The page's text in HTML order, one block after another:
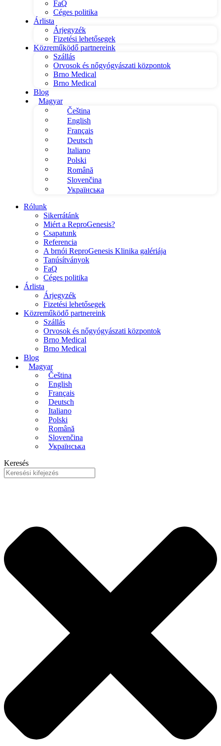
FaQ
Céges politika
Árlista
Árjegyzék
Fizetési lehetősegek
Közreműködő partnereink
Szállás
Orvosok és nőgyógyászati központok
Brno Medical
Brno Medical
Blog
Magyar
Čeština
English
Français
Deutsch
Italiano
Polski
Română
Slovenčina
Українська
Rólunk
Sikerrátánk
Miért a ReproGenesis?
Csapatunk
Referencia
A brnói ReproGenesis Klinika galériája
Tanúsítványok
FaQ
Céges politika
Árlista
Árjegyzék
Fizetési lehetősegek
Közreműködő partnereink
Szállás
Orvosok és nőgyógyászati központok
Brno Medical
Brno Medical
Blog
Magyar
Čeština
English
Français
Deutsch
Italiano
Polski
Română
Slovenčina
Українська
Keresés